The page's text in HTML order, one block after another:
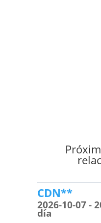
CDN**
2026-10-07 -
día